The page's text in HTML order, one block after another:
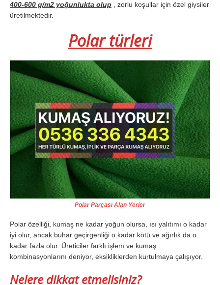
400-600 g/m2 yoğunlukta olup , zorlu koşullar için özel giysiler
üretilmektedir.
Polar türleri
Polar Parçası Alan Yerler
Polar özelliği, kumaş ne kadar yoğun olursa, ısı yalıtımı o kadar
iyi olur, ancak buhar geçirgenliği o kadar kötü ve ağırlık da o
kadar fazla olur. Üreticiler farklı işlem ve kumaş
kombinasyonlarını deniyor, eksikliklerden kurtulmaya çalışıyor.
Nelere dikkat etmelisiniz?